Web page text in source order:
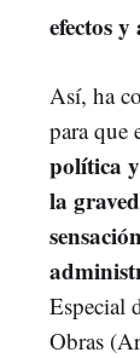
efectos
Así, ha
para que
política
la
Especial
Obras